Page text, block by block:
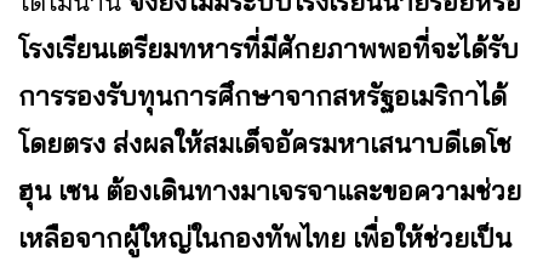
โรงเรียนเตรียมทหารที่มีศักยภาพพอที่จะได้รับ
การรองรับทุนการศึกษาจากสหรัฐอเมริกาได้
โดยตรง ส่งผลให้สมเด็จอัครมหาเสนาบดีเดโช
ฮุน เซน ต้องเดินทางมาเจรจาและขอความช่วย
เหลือจากผู้ใหญ่ในกองทัพไทย เพื่อให้ช่วยเป็น